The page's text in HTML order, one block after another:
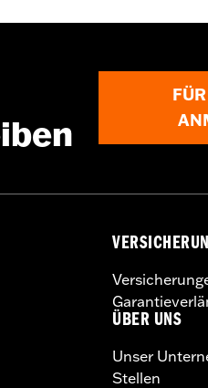
ÜBER UNS
Unser
Stellen